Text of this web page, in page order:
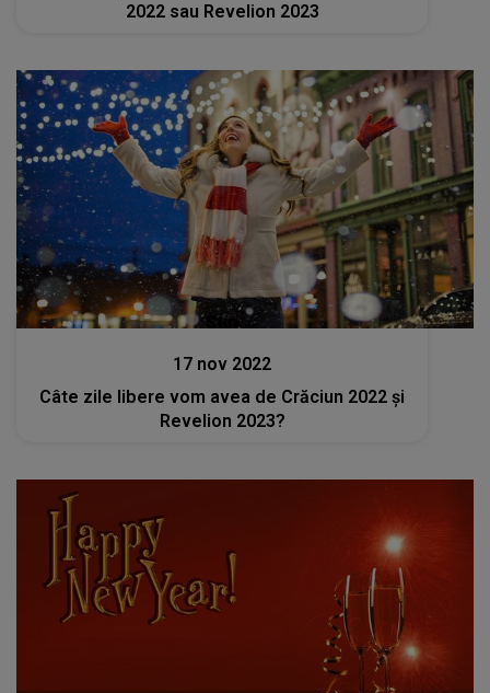
2022 sau Revelion 2023
Stiri
17 nov 2022
Câte zile libere vom avea de Crăciun 2022 și
Revelion 2023?